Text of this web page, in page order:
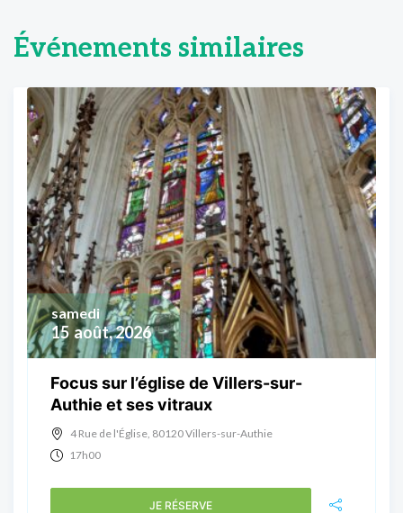
Événements similaires
15 août, 2026
samedi
Focus sur l’église de Villers-sur-
Authie et ses vitraux
4 Rue de l'Église, 80120 Villers-sur-Authie
17h00
JE RÉSERVE